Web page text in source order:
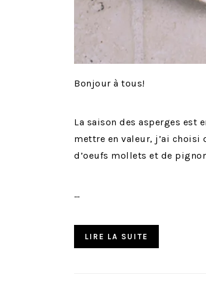
Bonjour à tous!
La saison des asperges est
mettre en valeur, j’ai choisi
d’oeufs mollets et de
…
LIRE LA SUITE